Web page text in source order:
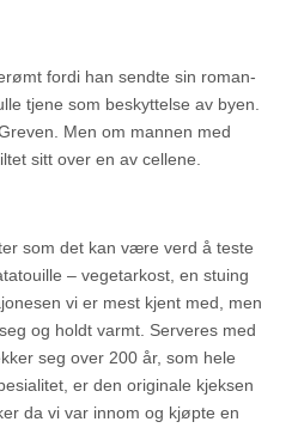
fordi han sendte sin roman-
tjene som beskyttelse av byen.
Men om mannen med
sitt over en av cellene.
som det kan være verd å teste
– vegetarkost, en stuing
vi er mest kjent med, men
og holdt varmt. Serveres med
seg over 200 år, som hele
er den originale kjeksen
da vi var innom og kjøpte en